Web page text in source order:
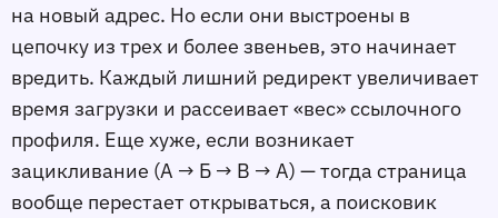
на новый адрес. Но если они выстроены в
цепочку из трeх и более звеньев, это начинает
вредить. Каждый лишний редирект увеличивает
время загрузки и рассеивает «вес» ссылочного
профиля. Ещe хуже, если возникает
зацикливание (А → Б → В → А) — тогда страница
вообще перестаeт открываться, а поисковик